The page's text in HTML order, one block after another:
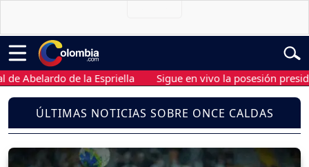
de la Espriella Sigue en vivo la posesión
ÚLTIMAS NOTICIAS SOBRE ONCE CALDAS